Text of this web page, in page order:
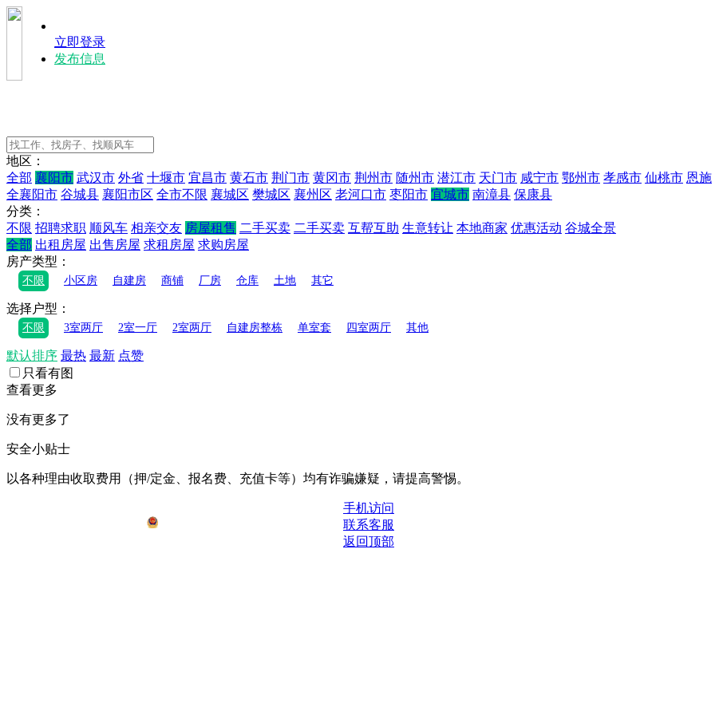
立即登录
发布信息
地区：
全部 襄阳市 武汉市 外省 十堰市 宜昌市 黄石市 荆门市 黄冈市 荆州市 随州市 潜江市 天门市 咸宁市 鄂州市 孝感市 仙桃市 恩施
全襄阳市 谷城县 襄阳市区 全市不限 襄城区 樊城区 襄州区 老河口市 枣阳市 宜城市 南漳县 保康县
分类：
不限 招聘求职 顺风车 相亲交友 房屋租售 二手买卖 二手买卖 互帮互助 生意转让 本地商家 优惠活动 谷城全景
全部 出租房屋 出售房屋 求租房屋 求购房屋
房产类型：
不限 小区房 自建房 商铺 厂房 仓库 土地 其它
选择户型：
不限 3室两厅 2室一厅 2室两厅 自建房整栋 单室套 四室两厅 其他
默认排序 最热 最新 点赞
只看有图
查看更多
没有更多了
安全小贴士
以各种理由收取费⽤（押/定⾦、报名费、充值卡等）均有诈骗嫌疑，请提⾼警惕。
手机访问
联系客服
返回顶部